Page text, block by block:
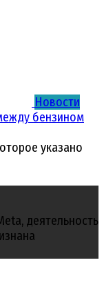
Новости
бензином
указано
деятельность